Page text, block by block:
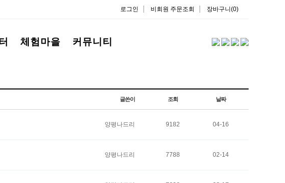
로그인 비회원 주문조회 장바구니(0)
체험마을 커뮤니티
글쓴이 조회 날짜
양평나드리 9182 04-16
양평나드리 7788 02-14